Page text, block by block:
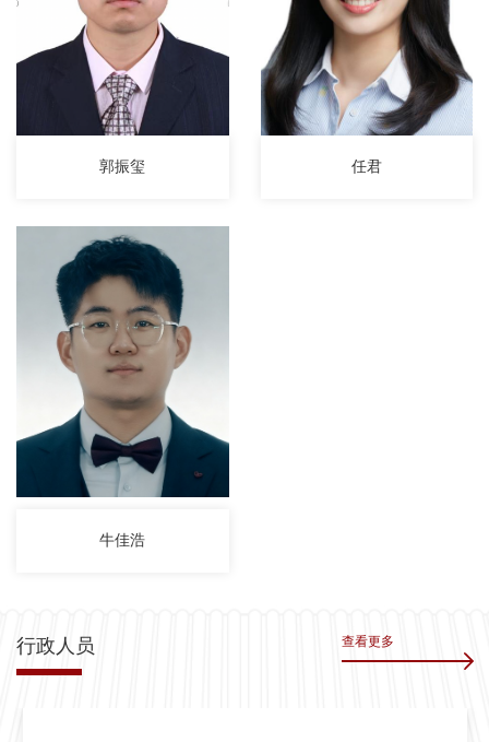
郭振玺 任君
牛佳浩
行政人员 查看更多